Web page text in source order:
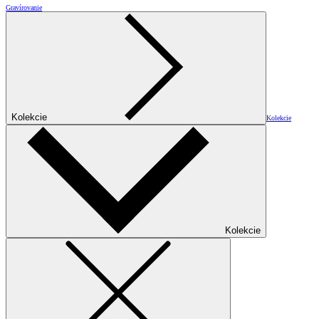
Gravírovanie
Kolekcie Kolekcie
Kolekcie